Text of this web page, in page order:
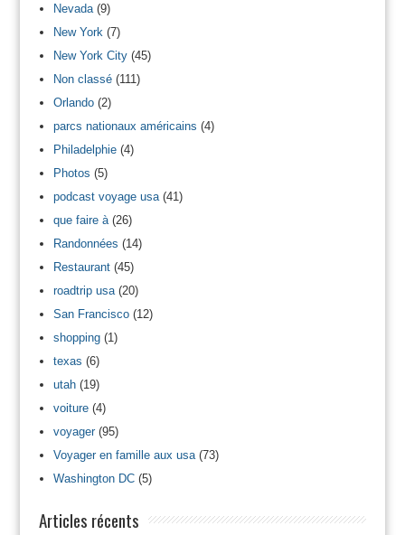
Nevada(9)
New York (7)
New York City(45)
Non classé(111)
Orlando(2)
parcs nationaux américains (4)
Philadelphie(4)
Photos (5)
podcast voyage usa(41)
que faire à(26)
Randonnées (14)
Restaurant(45)
roadtrip usa(20)
San Francisco(12)
shopping(1)
texas (6)
utah(19)
voiture(4)
voyager(95)
Voyager en famille aux usa(73)
Washington DC(5)
Articles récents